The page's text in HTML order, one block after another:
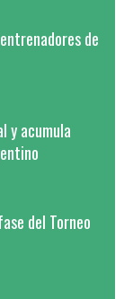
de
y acumula
del Torneo